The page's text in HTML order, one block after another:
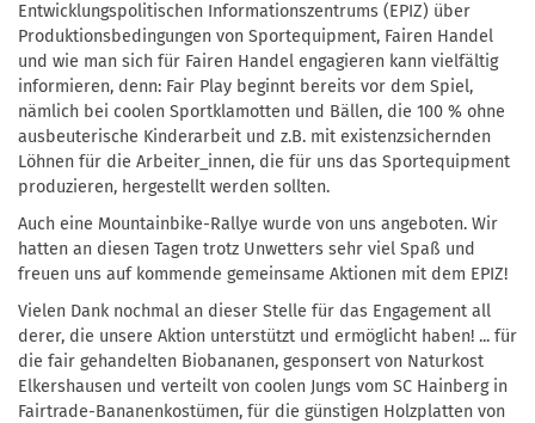
Entwicklungspolitischen Informationszentrums (EPIZ) über
Produktionsbedingungen von Sportequipment, Fairen Handel
und wie man sich für Fairen Handel engagieren kann vielfältig
informieren, denn: Fair Play beginnt bereits vor dem Spiel,
nämlich bei coolen Sportklamotten und Bällen, die 100 % ohne
ausbeuterische Kinderarbeit und z.B. mit existenzsichernden
Löhnen für die Arbeiter_innen, die für uns das Sportequipment
produzieren, hergestellt werden sollten.
Auch eine Mountainbike-Rallye wurde von uns angeboten. Wir
hatten an diesen Tagen trotz Unwetters sehr viel Spaß und
freuen uns auf kommende gemeinsame Aktionen mit dem EPIZ!
Vielen Dank nochmal an dieser Stelle für das Engagement all
derer, die unsere Aktion unterstützt und ermöglicht haben! ... für
die fair gehandelten Biobananen, gesponsert von Naturkost
Elkershausen und verteilt von coolen Jungs vom SC Hainberg in
Fairtrade-Bananenkostümen, für die günstigen Holzplatten von